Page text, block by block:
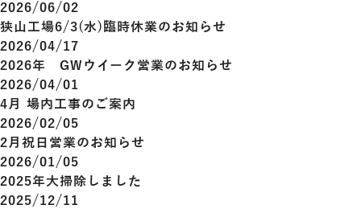
2026/06/02
狭山工場6/3(水)臨時休業のお知らせ
2026/04/17
2026年 GWウイーク営業のお知らせ
2026/04/01
4月 場内工事のご案内
2026/02/05
2月祝日営業のお知らせ
2026/01/05
2025年大掃除しました
2025/12/11